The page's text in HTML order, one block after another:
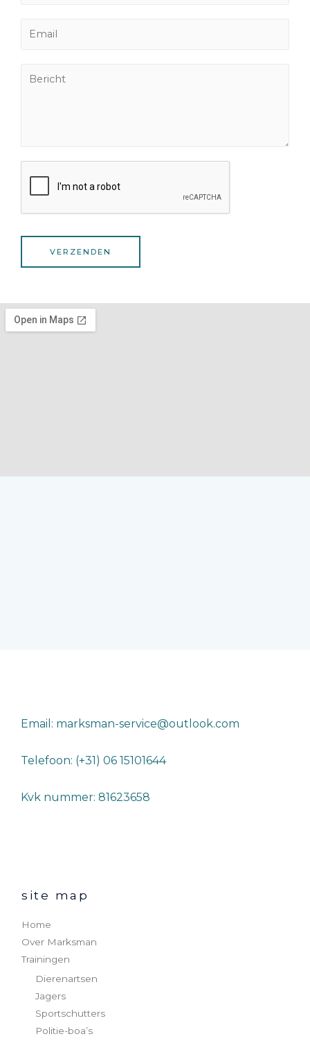
VERZENDEN
Email: marksman-service@outlook.com
Telefoon: (+31) 06 15101644
Kvk nummer: 81623658
site map
Home
Over Marksman
Trainingen
Dierenartsen
Jagers
Sportschutters
Politie-boa’s